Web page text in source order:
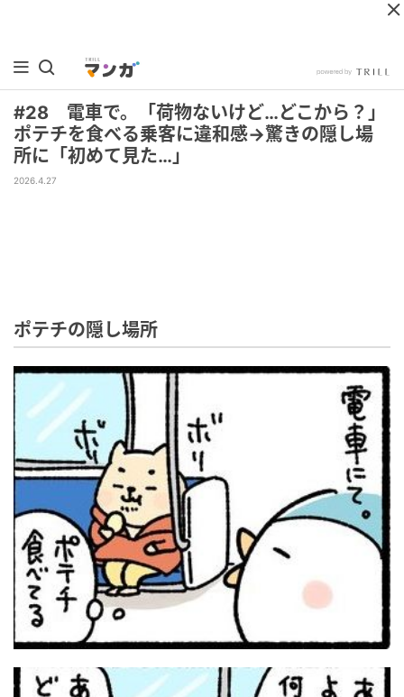
#28 電車で。「荷物ないけど…どこから？」
ポテチを食べる乗客に違和感→驚きの隠し場
所に「初めて見た…」
2026.4.27
ポテチの隠し場所